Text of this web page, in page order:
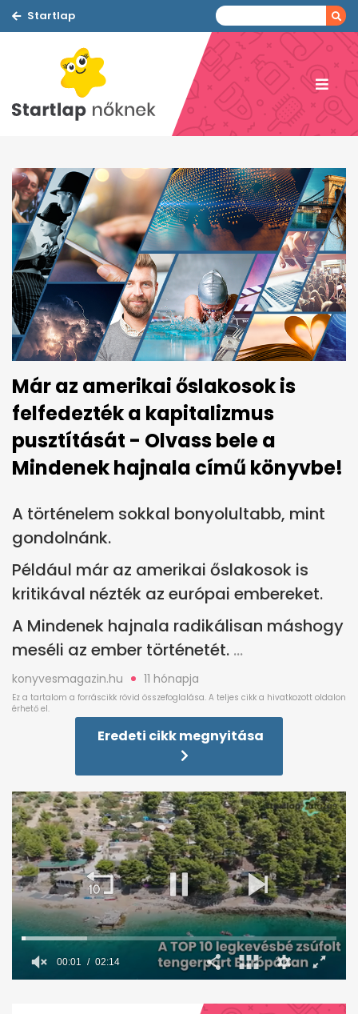
Startlap
Már az amerikai őslakosok is
felfedezték a kapitalizmus
pusztítását - Olvass bele a
Mindenek hajnala című könyvbe!
A történelem sokkal bonyolultabb, mint
gondolnánk.
Például már az amerikai őslakosok is
kritikával nézték az európai embereket.
A Mindenek hajnala radikálisan máshogy
meséli az ember történetét.
konyvesmagazin.hu 11 hónapja
Eredeti cikk megnyitása